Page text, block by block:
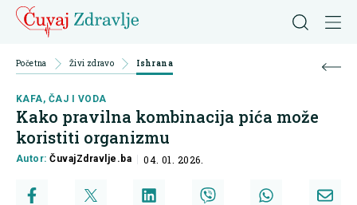
Početna Živi zdravo Ishrana
KAFA, ČAJ I VODA
Kako pravilna kombinacija pića može
koristiti organizmu
Autor:ČuvajZdravlje.ba 04. 01. 2026.